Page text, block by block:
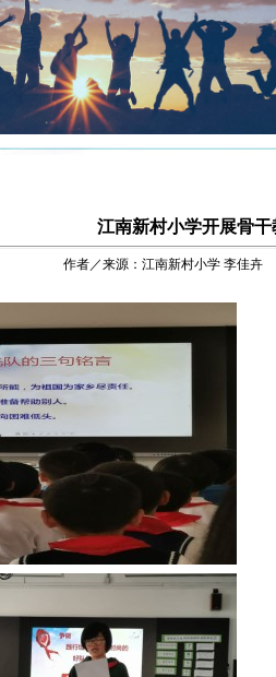
江南新村小学开展骨
作者／来源：江南新村小学 李佳卉